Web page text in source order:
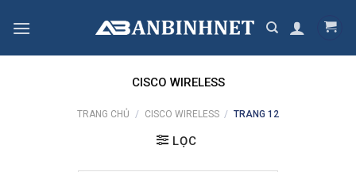
CISCO WIRELESS
TRANG CHỦ / CISCO WIRELESS / TRANG 12
LỌC